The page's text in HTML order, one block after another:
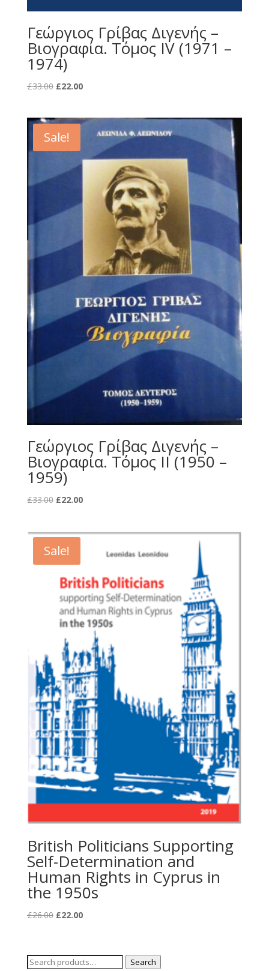
Γεώργιος Γρίβας Διγενής –
Βιογραφία. Τόμος ΙV (1971 –
1974)
£33.00 Original
£33.00.
£22.00Current
£22.00.
Sale!
Γεώργιος Γρίβας Διγενής –
Βιογραφία. Τόμος ΙΙ (1950 –
1959)
£33.00 Original
£33.00.
£22.00Current
Sale!
British Politicians Supporting
Self-Determination and
Human Rights in Cyprus in
the 1950s
£26.00 Original
£26.00.
£22.00Current
£22.00.
Search
Search